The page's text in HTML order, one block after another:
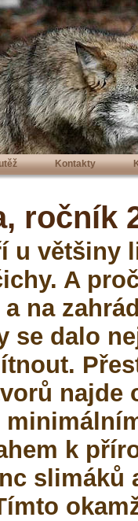
Kontakty
ročník
u většiny
A
na
se dalo
najde
k
slimáků